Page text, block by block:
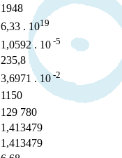
1948
6,33 . 1019
1,0592 . 10 -5
235,8
3,6971 . 10-2
1150
129 780
1,413479
1,413479